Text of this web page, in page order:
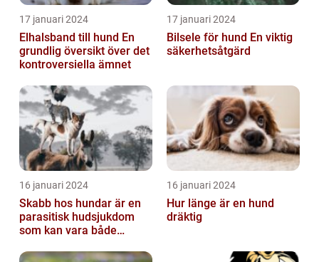
17 januari 2024
Elhalsband till hund En
grundlig översikt över det
kontroversiella ämnet
17 januari 2024
Bilsele för hund En viktig
säkerhetsåtgärd
16 januari 2024
Skabb hos hundar är en
parasitisk hudsjukdom
som kan vara både
för våra fy...
16 januari 2024
Hur länge är en hund
dräktig